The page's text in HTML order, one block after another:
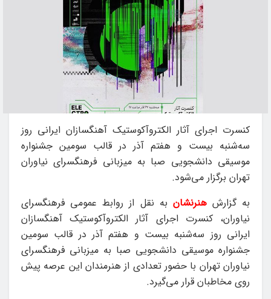
کنسرت اجرای آثار الکتروآکوستیک آهنگسازان ایرانی روز
سه‌شنبه بیست و هفتم آذر در قالب سومین جشنواره
موسیقی دانشجویی صبا به میزبانی فرهنگسرای نیاوران
تهران برگزار می‌شود.
به گزارشهنرنشان به نقل از روابط عمومی فرهنگسرای
نیاوران، کنسرت اجرای آثار الکتروآکوستیک آهنگسازان
ایرانی روز سه‌شنبه بیست و هفتم آذر در قالب سومین
جشنواره موسیقی دانشجویی صبا به میزبانی فرهنگسرای
نیاوران تهران با حضور تعدادی از هنرمندان این عرصه پیش
روی مخاطبان قرار می‌گیرد.